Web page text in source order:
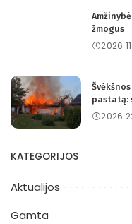
žmogus
2026
pastatą:
2026
KATEGORIJOS
Aktualijos
Gamta